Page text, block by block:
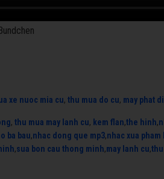
xe nuoc mia cu, thu mua do cu, may phat
, thu mua may lanh cu, kem flan,the hinh,
ba bau,nhac dong que mp3,nhac xua
,sua bon cau thong minh,may lanh cu,